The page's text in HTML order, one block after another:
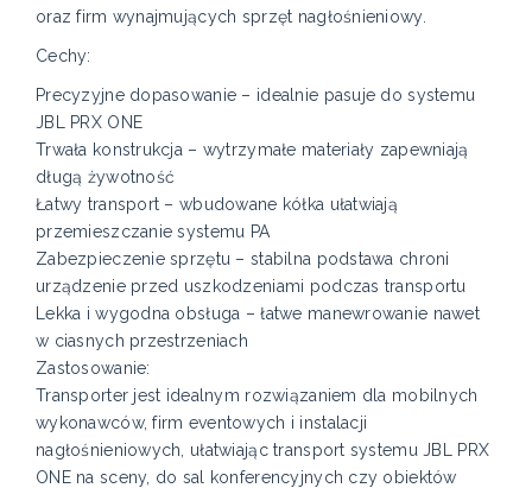
oraz firm wynajmujących sprzęt nagłośnieniowy.
Cechy:
Precyzyjne dopasowanie – idealnie pasuje do systemu
JBL PRX ONE
Trwała konstrukcja – wytrzymałe materiały zapewniają
długą żywotność
Łatwy transport – wbudowane kółka ułatwiają
przemieszczanie systemu PA
Zabezpieczenie sprzętu – stabilna podstawa chroni
urządzenie przed uszkodzeniami podczas transportu
Lekka i wygodna obsługa – łatwe manewrowanie nawet
w ciasnych przestrzeniach
Zastosowanie:
Transporter jest idealnym rozwiązaniem dla mobilnych
wykonawców, firm eventowych i instalacji
nagłośnieniowych, ułatwiając transport systemu JBL PRX
ONE na sceny, do sal konferencyjnych czy obiektów